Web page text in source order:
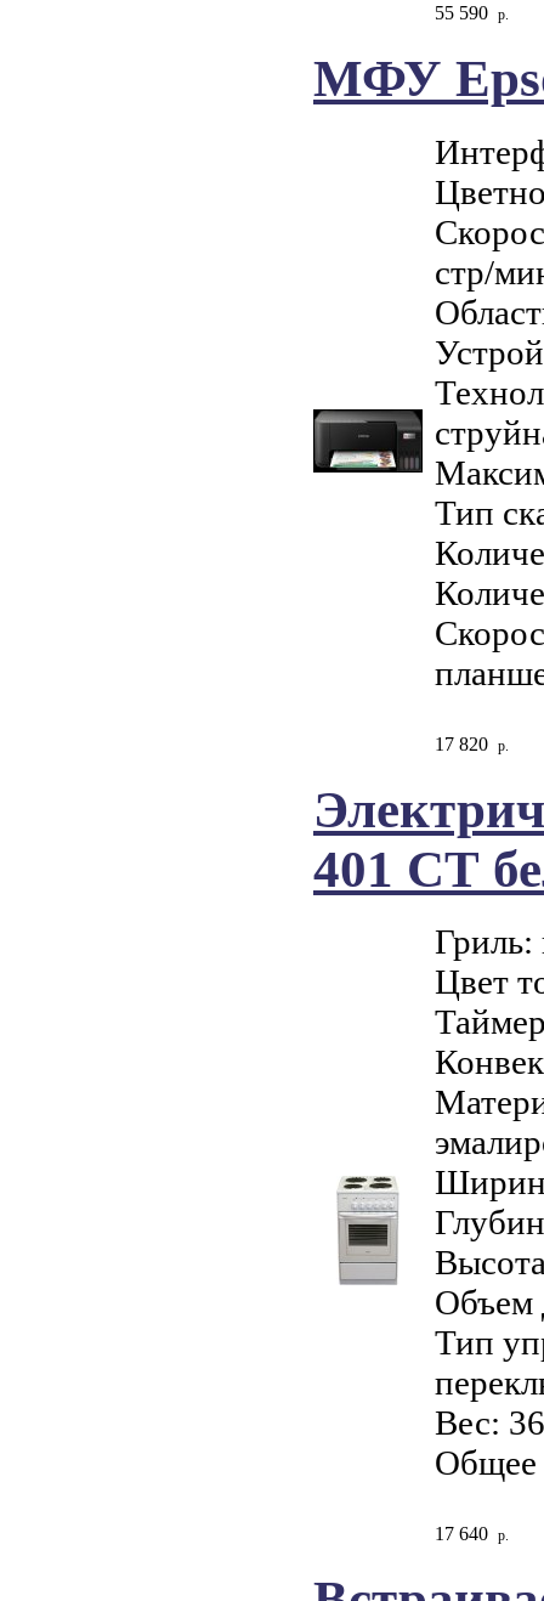
55 590 р.
МФУ
стр/
Тип
17 820 р.
401 СТ
Гриль:
Цвет
Объем
Тип
Вес:
Общее
17 640 р.